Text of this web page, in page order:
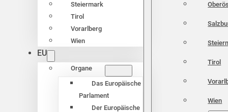
Steiermark
Tirol
Vorarlberg
Wien
EU
Organe
Das Europäische
Parlament
Der Europäische
Tirol
Wien